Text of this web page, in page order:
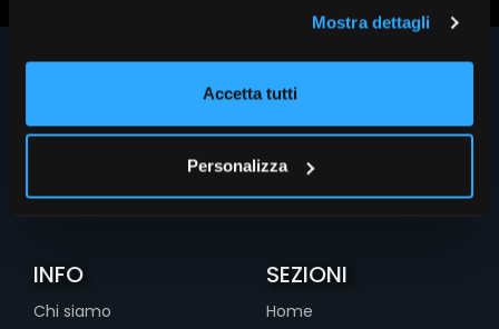
Mostra dettagli
Accetta tutti
Personalizza
INFO
Chi siamo
SEZIONI
Home